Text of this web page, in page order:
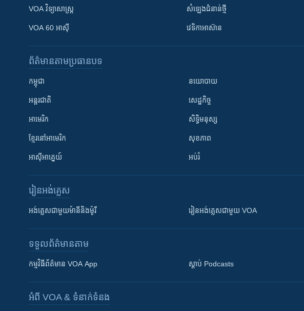
VOA ​វិទ្យាសាស្ត្រ
VOA 60 អាស៊ី
សំឡេង​ជំនាន់​ថ្មី
វេទិកា​អាស៊ាន
ព័ត៌មាន​តាមប្រធានបទ​
កម្ពុជា
អន្តរជាតិ
អាមេរិក
ខ្មែរ​នៅអាមេរិក
អាស៊ីអាគ្នេយ៍
នយោបាយ
សេដ្ឋកិច្ច
សិទ្ធិមនុស្ស
សុខភាព
អប់រំ
រៀន​​អង់គ្លេស
អង់គ្លេស​ជាមួយ​ម៉ានី​និង​ម៉ូរី រៀន​​​​​​អង់គ្លេស​​ជាមួយ VOA
ទទួល​ព័ត៌មាន​តាម
កម្មវិធី​ព័ត៌មាន VOA App ស្តាប់ Podcasts
អំពី​ VOA & ទំនាក់ទំនង